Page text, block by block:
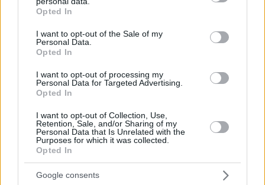
grant or deny consent to Google and its third-party tags to
use your data for below specified purposes in below Google
consent section.
Opted In
I want to opt-out of the Sale of my
Personal Data.
Opted In
I want to opt-out of processing my
Personal Data for Targeted Advertising.
Opted In
I want to opt-out of Collection, Use,
Retention, Sale, and/or Sharing of my
Personal Data that Is Unrelated with the
Purposes for which it was collected.
Opted In
Google consents